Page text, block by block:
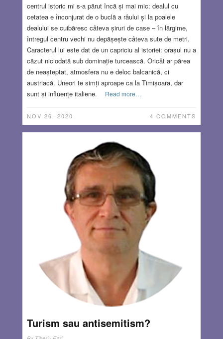
centrul istoric mi s-a părut încă și mai mic: dealul cu
cetatea e înconjurat de o buclă a râului și la poalele
dealului se cuibăresc câteva șiruri de case – în lărgime,
întregul centru vechi nu depășește câteva sute de metri.
Caracterul lui este dat de un capriciu al istoriei: orașul nu a
căzut niciodată sub dominație turcească. Oricât ar părea
de neașteptat, atmosfera nu e deloc balcanică, ci
austriacă. Uneori te simți aproape ca la Timișoara, dar
sunt și influențe italiene.
Read more…
NOV 26, 2020 4 COMMENTS
Turism sau antisemitism?